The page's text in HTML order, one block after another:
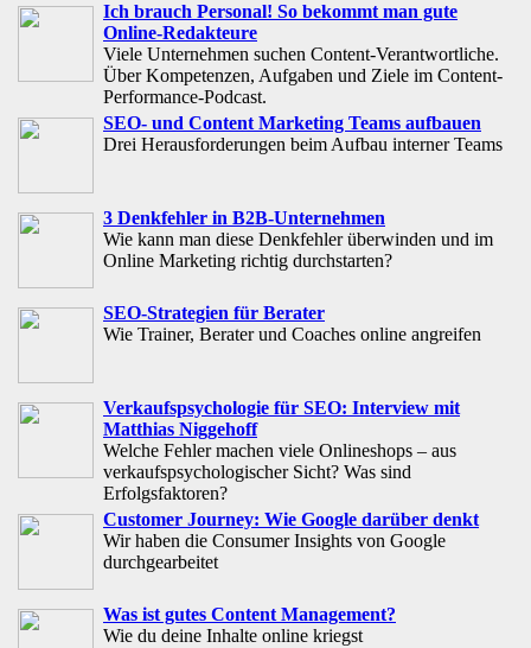
Ich brauch Personal! So bekommt man gute
Online-Redakteure
Viele Unternehmen suchen Content-Verantwortliche.
Über Kompetenzen, Aufgaben und Ziele im Content-
Performance-Podcast.
SEO- und Content Marketing Teams aufbauen
Drei Herausforderungen beim Aufbau interner Teams
3 Denkfehler in B2B-Unternehmen
Wie kann man diese Denkfehler überwinden und im
Online Marketing richtig durchstarten?
SEO-Strategien für Berater
Wie Trainer, Berater und Coaches online angreifen
Verkaufspsychologie für SEO: Interview mit
Matthias Niggehoff
Welche Fehler machen viele Onlineshops – aus
verkaufspsychologischer Sicht? Was sind
Erfolgsfaktoren?
Customer Journey: Wie Google darüber denkt
Wir haben die Consumer Insights von Google
durchgearbeitet
Was ist gutes Content Management?
Wie du deine Inhalte online kriegst